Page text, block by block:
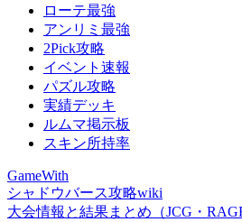
ローテ最強
アンリミ最強
2Pick攻略
イベント速報
パズル攻略
実績デッキ
ルムマ掲示板
スキン所持率
GameWith
シャドウバース攻略wiki
大会情報と結果まとめ（JCG・